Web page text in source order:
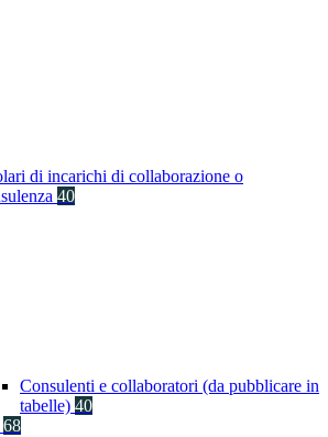
di incarichi di collaborazione o
40
Consulenti e collaboratori (da pubblicare in
tabelle) 40
68